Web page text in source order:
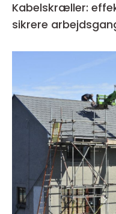
Kabelskræller:
sikrere